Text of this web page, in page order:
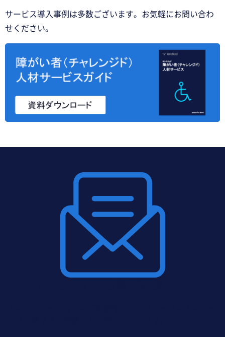
サービス導入事例は多数ございます。お気軽にお問い合わ
せください。